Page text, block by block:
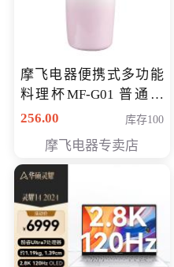
摩飞电器便携式多功能
料理杯MF-G01 普通会
员专享价格118元
256.00 库存100
摩飞电器专卖店